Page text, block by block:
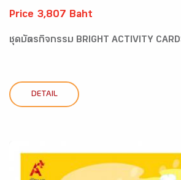
Price 3,807 Baht
ชุดบัตรกิจกรรม BRIGHT ACTIVITY
DETAIL